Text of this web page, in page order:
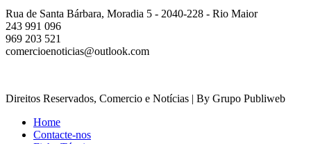
Rua de Santa Bárbara, Moradia 5 - 2040-228 - Rio Maior
243 991 096
969 203 521
comercioenoticias@outlook.com
Direitos Reservados, Comercio e Notícias | By Grupo Publiweb
Home
Contacte-nos